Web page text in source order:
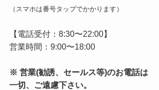
（スマホは番号タップでかかります）
【電話受付：8:30〜22:00】
営業時間：9:00〜18:00
※ 営業(勧誘、セールス等)のお電話は
一切、ご遠慮下さい。